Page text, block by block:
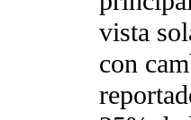
vista
con